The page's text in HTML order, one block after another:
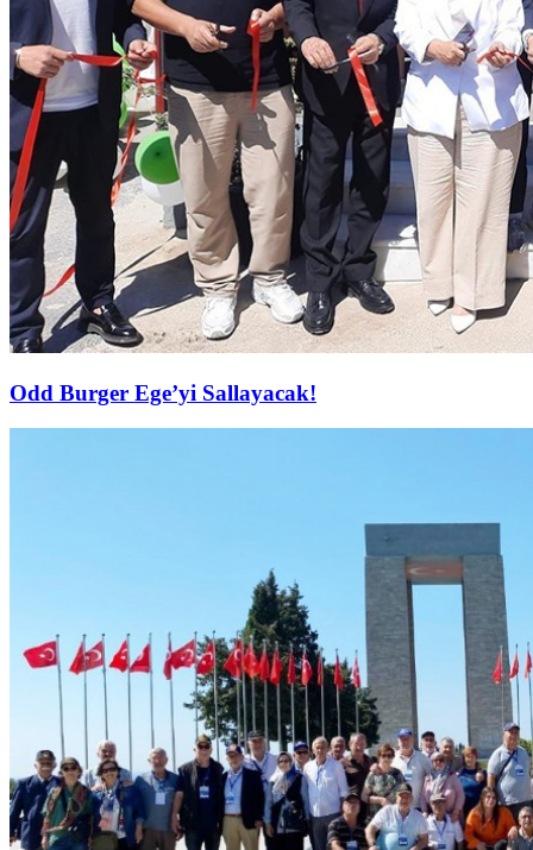
Odd Burger Ege’yi Sallayacak!